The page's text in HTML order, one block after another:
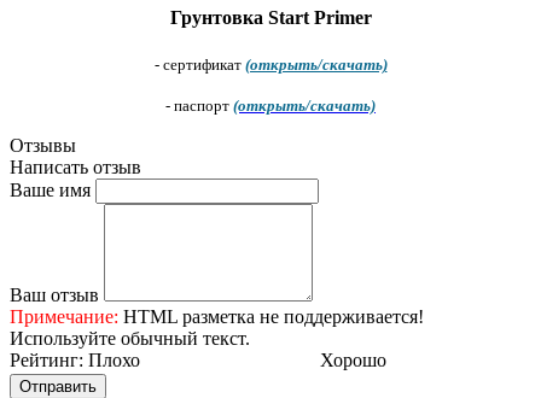
Грунтовка Start Primer
- cертификат (открыть/скачать)
- паспорт (открыть/скачать)
Отзывы
Написать отзыв
Ваше имя
Ваш отзыв
Примечание: HTML разметка не поддерживается!
Используйте обычный текст.
Рейтинг: Плохо Хорошо
Отправить